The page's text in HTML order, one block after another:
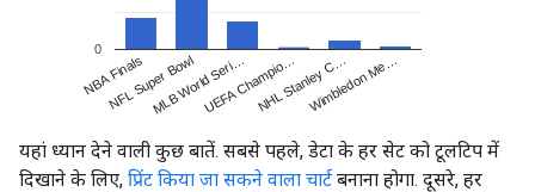
यहां ध्यान देने वाली कुछ बातें. सबसे पहले, डेटा के हर सेट को टूलटिप में
दिखाने के लिए, प्रिंट किया जा सकने वाला चार्ट बनाना होगा. दूसरे, हर